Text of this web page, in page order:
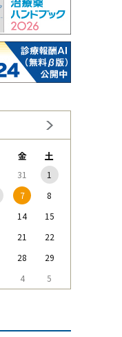
金 土
31
1
7
8
14
15
21
22
28
29
4 5